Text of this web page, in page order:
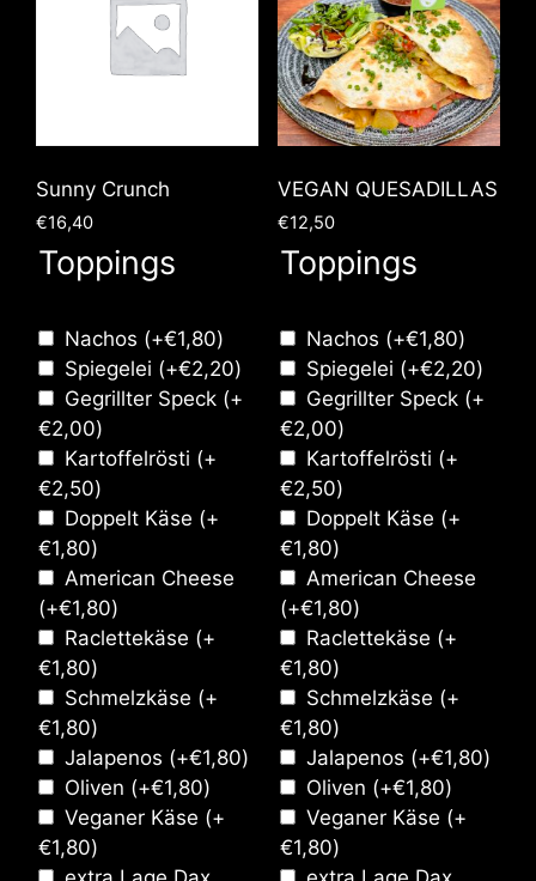
Sunny Crunch
€16,40
Toppings
Nachos (+€1,80)
Spiegelei (+€2,20)
Gegrillter Speck (+
€2,00)
Kartoffelrösti (+
€2,50)
Doppelt Käse (+
€1,80)
American Cheese
(+€1,80)
Raclettekäse (+
€1,80)
Schmelzkäse (+
€1,80)
Jalapenos (+€1,80)
Oliven (+€1,80)
Veganer Käse (+
€1,80)
VEGAN QUESADILLAS
€12,50
Toppings
Nachos (+€1,80)
Spiegelei (+€2,20)
Gegrillter Speck (+
€2,00)
Kartoffelrösti (+
€2,50)
Doppelt Käse (+
€1,80)
American Cheese
(+€1,80)
Raclettekäse (+
€1,80)
Schmelzkäse (+
€1,80)
Jalapenos (+€1,80)
Oliven (+€1,80)
Veganer Käse (+
€1,80)